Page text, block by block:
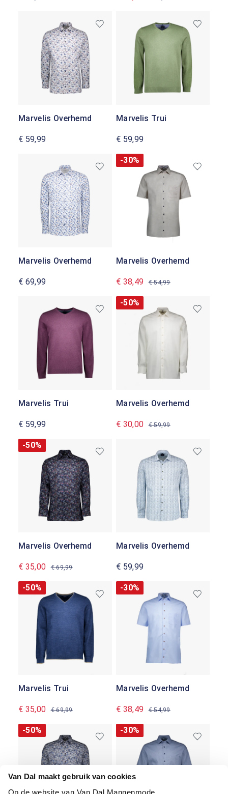
Van Dal maakt gebruik van cookies
Op de website van Van Dal Mannenmode
Marvelis Overhemd
€ 59,99
Marvelis Trui
€ 59,99
Marvelis Overhemd
€ 69,99
-30%
Marvelis Overhemd
€ 38,49 € 54,99
Marvelis Trui
€ 59,99
-50%
Marvelis Overhemd
€ 30,00 € 59,99
-50%
Marvelis Overhemd
€ 35,00 € 69,99
Marvelis Overhemd
€ 59,99
-50%
Marvelis Trui
€ 35,00 € 69,99
-30%
Marvelis Overhemd
€ 38,49 € 54,99
-50% -30%